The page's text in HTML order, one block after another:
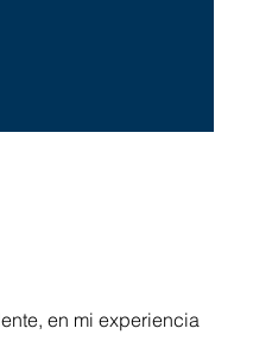
en mi experiencia